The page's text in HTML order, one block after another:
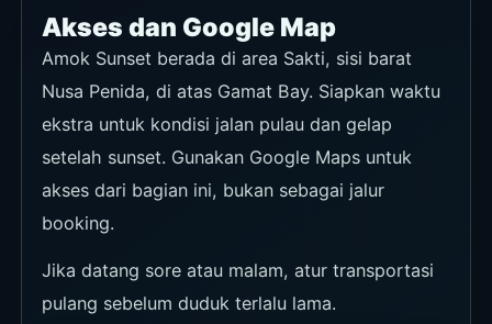
Akses dan Google Map
Amok Sunset berada di area Sakti, sisi barat
Nusa Penida, di atas Gamat Bay. Siapkan waktu
ekstra untuk kondisi jalan pulau dan gelap
setelah sunset. Gunakan Google Maps untuk
akses dari bagian ini, bukan sebagai jalur
booking.
Jika datang sore atau malam, atur transportasi
pulang sebelum duduk terlalu lama.